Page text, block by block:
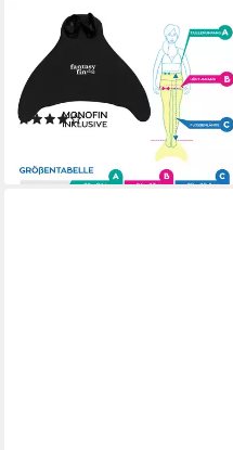
FIN FUN
Monoflosse Fin Fun
Meerjungfrau FANTASY
BLAU
(3)
lieferbar - in 3-4 Werktagen bei dir